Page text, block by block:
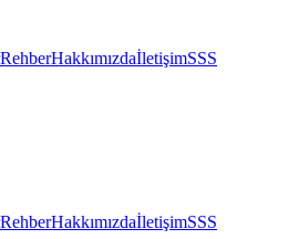
RehberHakkımızdaİletişimSSS
RehberHakkımızdaİletişimSSS